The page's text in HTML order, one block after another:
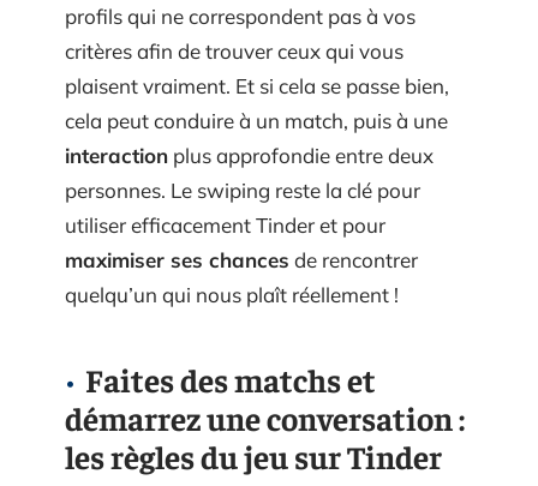
profils qui ne correspondent pas à vos
critères afin de trouver ceux qui vous
plaisent vraiment. Et si cela se passe bien,
cela peut conduire à un match, puis à une
interaction plus approfondie entre deux
personnes. Le swiping reste la clé pour
utiliser efficacement Tinder et pour
maximiser ses chances de rencontrer
quelqu’un qui nous plaît réellement !
Faites des matchs et
démarrez une conversation :
les règles du jeu sur Tinder